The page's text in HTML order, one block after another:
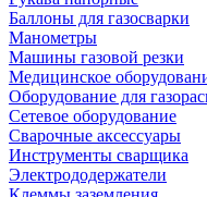
Баллоны для газосварки
Манометры
Машины газовой резки
Медицинское
Оборудование для
Сетевое оборудование
Сварочные аксессуары
Инструменты сварщика
Электрододержатели